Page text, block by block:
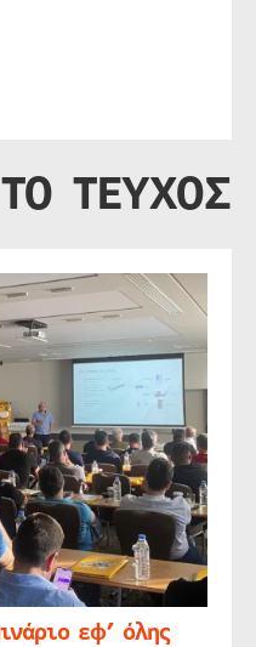
ΤΕΥΧΟΣ
εφ’ όλης